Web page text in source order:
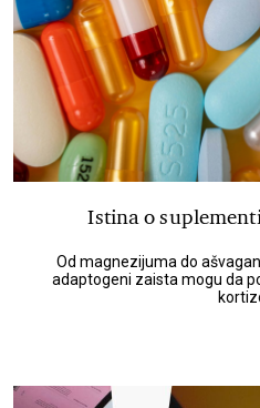
Istina o
Od magnezijuma do
adaptogeni zaista mogu da